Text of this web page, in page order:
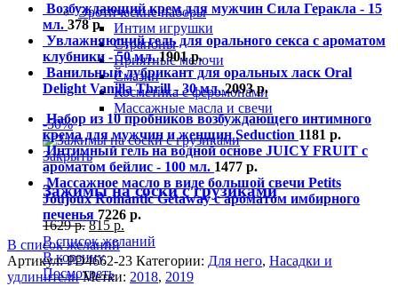
Эротические наборы
Интим игрушки
Страпоны
Приятные мелочи
Смазки
Косметика с феромонами
Массажные масла и свечи
-50%
Закрыть
Зажимы на соски с грузиками
1629р. 815 р.
В список желаний
В корзину
Посмотреть
Возбуждающий крем для мужчин Сила Геракла - 15
мл. 378р.
Увлажняющий гель для орального секса с ароматом
клубники - 50 мл.1901р.
Ванильный лубрикант для оральных ласк Oral
Delight Vanilla Thrill - 30 мл.2093р.
Набор из 10 пробников возбуждающего интимного
крема для мужчин и женщин Seduction 1181 р.
Интимный гель на водной основе JUICY FRUIT с
ароматом бейлис - 100 мл. 1477 р.
Массажное масло в виде большой свечи Petits
Joujoux Romantic Getaway с ароматом имбирного
печенья 7226 р.
В список желаний
Артикул:PD4662-23 Категории: Для него, Насадки и
удлинители Метки: 2018, 2019